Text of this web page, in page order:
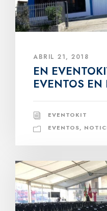
ABRIL 21, 2018
EN
EVENTOS EN
EVENTOKIT
EVENTOS,